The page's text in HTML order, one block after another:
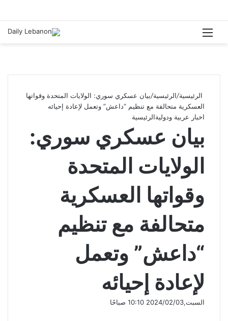
القائمة
الرئيسية/الرئيسية/بيان عسكري سوري: الولايات المتحدة وقواتها
العسكرية متحالفة مع تنظيم “داعش” وتعمل لإعادة إحيائه
اخبار عربية ودوليةالرئيسية
بيان عسكري سوري:
الولايات المتحدة
وقواتها العسكرية
متحالفة مع تنظيم
“داعش” وتعمل
لإعادة إحيائه
السبت,2024/02/03 10:10 صباحًا